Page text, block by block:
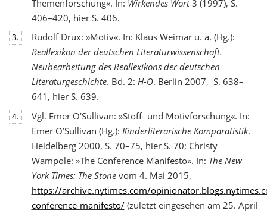
Themenforschung«. In: Wirkendes Wort3 (1997), S.
406–420, hier S. 406.
3.
Rudolf Drux: »Motiv«. In: Klaus Weimar u. a. (Hg.):
Reallexikon der deutschen Literaturwissenschaft.
Neubearbeitung des Reallexikons der deutschen
Literaturgeschichte. Bd. 2: H-O. Berlin 2007, S. 638–
641, hier S. 639.
4.
Vgl. Emer O’Sullivan: »Stoff- und Motivforschung«. In:
Emer O’Sullivan (Hg.): Kinderliterarische Komparatistik.
Heidelberg 2000, S. 70–75, hier S. 70; Christy
Wampole: »The Conference Manifesto«. In: The New
York Times: The Stonevom 4. Mai 2015,
https://archive.nytimes.com/
conference-manifesto/(zuletzt eingesehen am 25. April